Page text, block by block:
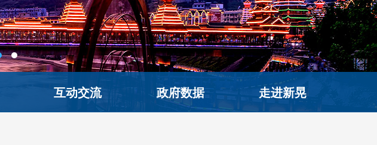
互动交流 政府数据 走进新晃